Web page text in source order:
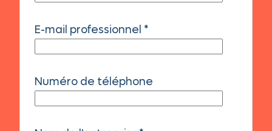
E-mail professionnel *
Numéro de téléphone